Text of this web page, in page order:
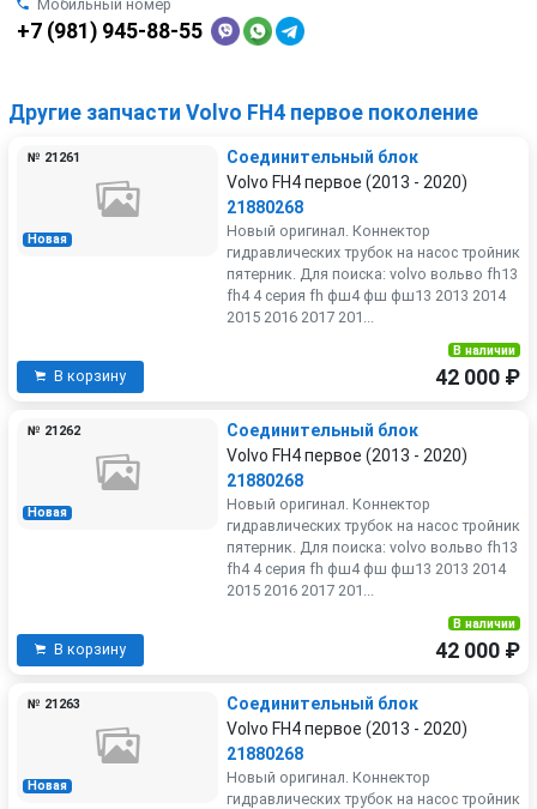
Мобильный номер
+7 (981) 945-88-55
Другие запчасти Volvo FH4 первое поколение
Новая
№ 21261
Соединительный блок
Volvo FH4 первое (2013 - 2020)
21880268
Новый оригинал. Коннектор
гидравлических трубок на насос тройник
пятерник. Для поиска: volvo вольво fh13
fh4 4 серия fh фш4 фш фш13 2013 2014
2015 2016 2017 201...
В корзину
В наличии
42 000 ₽
Новая
№ 21262
Соединительный блок
Volvo FH4 первое (2013 - 2020)
21880268
Новый оригинал. Коннектор
гидравлических трубок на насос тройник
пятерник. Для поиска: volvo вольво fh13
fh4 4 серия fh фш4 фш фш13 2013 2014
2015 2016 2017 201...
В корзину
В наличии
42 000 ₽
Новая
№ 21263
Соединительный блок
Volvo FH4 первое (2013 - 2020)
21880268
Новый оригинал. Коннектор
гидравлических трубок на насос тройник